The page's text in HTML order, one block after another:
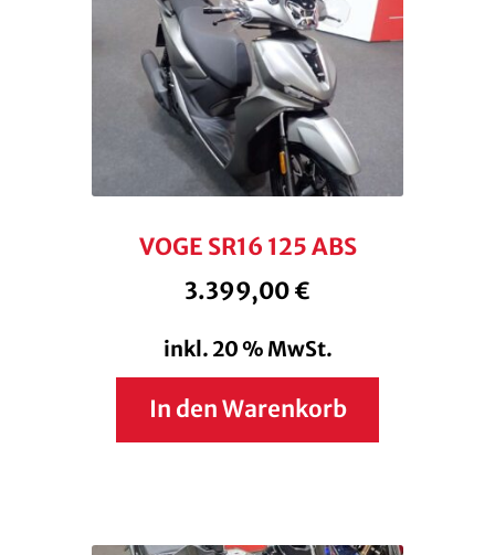
VOGE SR16 125 ABS
3.399,00€
inkl. 20 % MwSt.
In den Warenkorb